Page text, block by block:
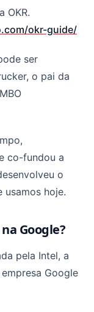
OKR.
okr-guide/
ser
o pai da
co-fundou a
o
usamos hoje.
Google?
pela Intel, a
Google